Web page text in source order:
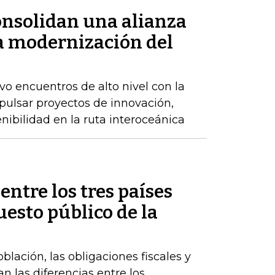
una alianza
modernización del
encuentros de alto nivel con la
proyectos de innovación,
en la ruta interoceánica
los tres países
público de la
las obligaciones fiscales y